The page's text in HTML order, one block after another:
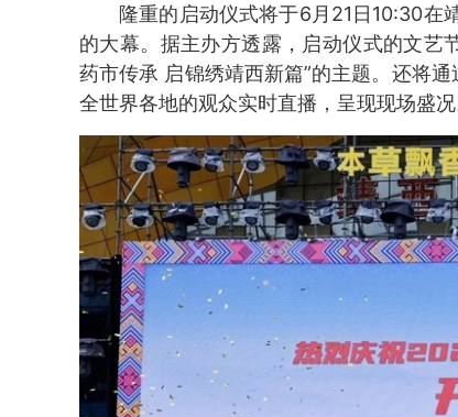
隆重的启动仪式将于6月21日10:30在
的大幕。据主办方透露，启动仪式的文艺
药市传承 启锦绣靖西新篇”的主题。还将
全世界各地的观众实时直播，呈现现场盛况